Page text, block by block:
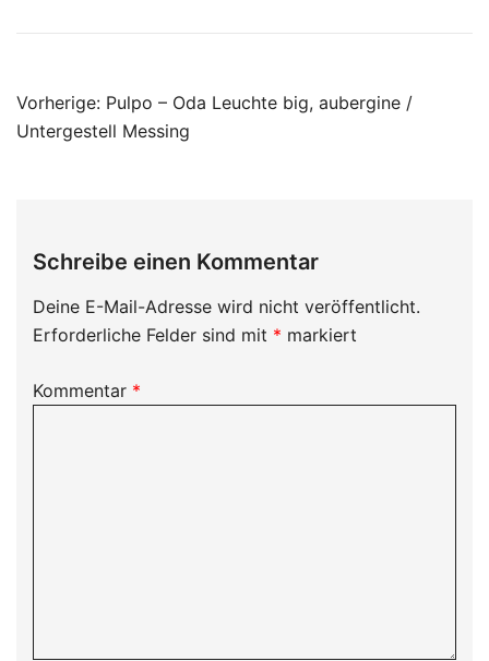
Beitragsnavigation
Vorherige: Pulpo – Oda Leuchte big, aubergine /
Untergestell Messing
Schreibe einen Kommentar
Deine E-Mail-Adresse wird nicht veröffentlicht.
Erforderliche Felder sind mit * markiert
Kommentar *